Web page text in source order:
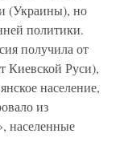
(Украины), но
политики.
получила от
Киевской Руси),
население,
из
населенные